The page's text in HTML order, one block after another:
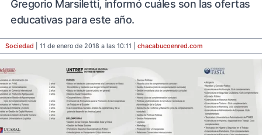
Gregorio Marsiletti, informó cuáles son las ofertas
educativas para este año.
Sociedad | 11 de enero de 2018 a las 10:11 | chacabucoenred.com